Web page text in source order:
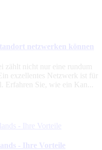
netzwerken können
zählt nicht nur eine rundum
exzellentes Netzwerk ist für
Erfahren Sie, wie ein Kan...
- Ihre Vorteile